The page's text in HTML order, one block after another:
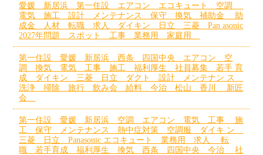
愛媛 新居浜 第一住設 エアコン エコキュート 空調
電気 施工 設計 メンテナンス 保守 換気 補助金 助
成金 人材 転職 求人 ダイキン 日立 三菱 Pan asonic
2027年問題 スポット 工事 業務用 家庭用
第一住設 愛媛 新居浜 西条 四国中央 エアコン 空
調 換気 電気 工事 施工 福利厚生 社員募集 若手 育
成 ダイキン 三菱 日立 ダクト 設計 メンテナン ス
洗浄 掃除 旅行 飲み会 給料 今治 松山 香川 新匠
会
第一住設 愛媛 新居浜 空調 エアコン 電気 工事 施
工 保守 メンテナンス 熱中症対策 空調服 ダイキ ン
三菱 日立 Panasonic エコキュート 業務用 求人 転
職 若手育成 福利厚生 換気 西条 四国中央 今治 社